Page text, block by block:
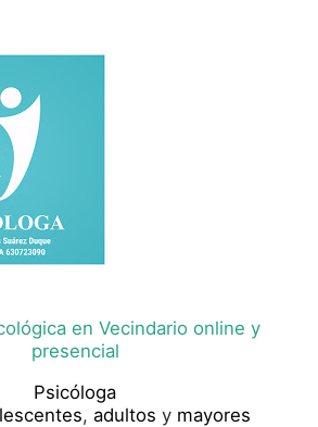
en Vecindario online y
presencial
Psicóloga
, adultos y mayores